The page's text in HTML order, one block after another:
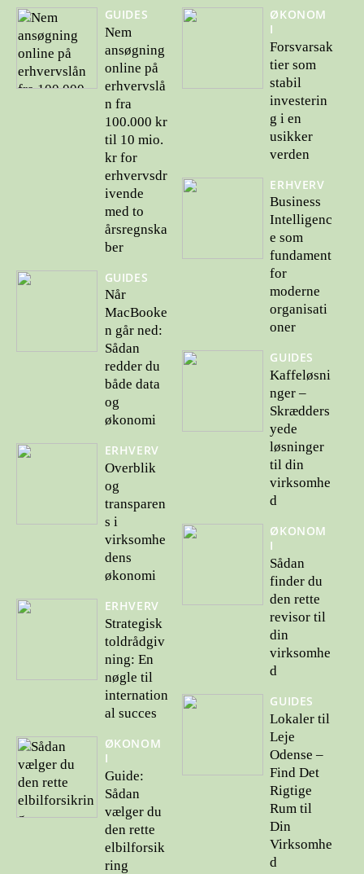
GUIDES
Nem
ansøgning
online på
erhvervslå
n fra
100.000 kr
til 10 mio.
kr for
erhvervsdr
ivende
med to
årsregnska
ber
GUIDES
Når
MacBooke
n går ned:
Sådan
redder du
både data
og
økonomi
ERHVERV
Overblik
og
transparen
s i
virksomhe
dens
økonomi
ERHVERV
Strategisk
toldrådgiv
ning: En
nøgle til
internation
al succes
ØKONOM
I
Guide:
Sådan
vælger du
den rette
elbilforsik
ring
ØKONOM
I
Forsvarsak
tier som
stabil
investerin
g i en
usikker
verden
ERHVERV
Business
Intelligenc
e som
fundament
for
moderne
organisati
oner
GUIDES
Kaffeløsni
nger –
Skrædders
yede
løsninger
til din
virksomhe
d
ØKONOM
I
Sådan
finder du
den rette
revisor til
din
virksomhe
d
GUIDES
Lokaler til
Leje
Odense –
Find Det
Rigtige
Rum til
Din
Virksomhe
d